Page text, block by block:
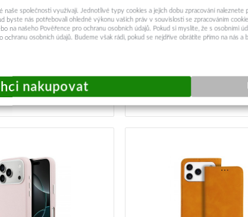
Pure pro iPhone 17
powder pink
229,-
do košíku
Zadní Kryt Karl Lagerfeld
Monogram MagSafe pro
Pink
598,-
Přidat do
naše společnosti využívají. Jednotlivé typy cookies a jejich dobu zpracování naleznete
byste nás potřebovali ohledně výkonu vašich práv v souvislosti se zpracováním
na našeho Pověřence pro ochranu osobních údajů. Pokud si myslíte, že s osobními
osobních údajů. Budeme však rádi, pokud se nejdříve obrátíte přímo na nás a